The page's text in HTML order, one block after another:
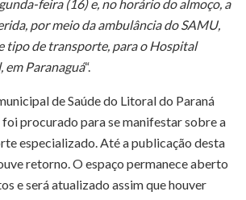
feira (16) e, no horário do almoço, a
por meio da ambulância do SAMU,
tipo de transporte, para o Hospital
em Paranaguá“.
de Saúde do Litoral do Paraná
procurado para se manifestar sobre a
especializado. Até a publicação desta
retorno. O espaço permanece aberto
e será atualizado assim que houver